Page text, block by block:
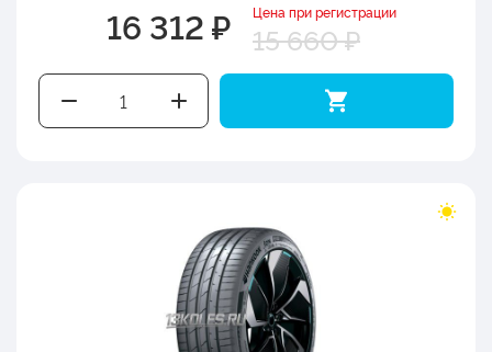
16 312 ₽ Цена при регистрации
15 660 ₽